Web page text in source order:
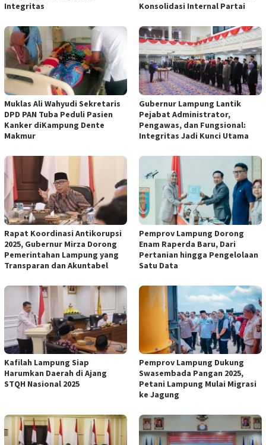
Integritas
Konsolidasi Internal Partai
Muklas Ali Wahyudi Sekretaris
DPD PAN Tuba Peduli Pasien
Kanker diKampung Dente
Makmur
Gubernur Lampung Lantik
Pejabat Administrator,
Pengawas, dan Fungsional:
Integritas Jadi Kunci Utama
Rapat Koordinasi Antikorupsi
2025, Gubernur Mirza Dorong
Pemerintahan Lampung yang
Transparan dan Akuntabel
Pemprov Lampung Dorong
Enam Raperda Baru, Dari
Pertanian hingga Pengelolaan
Satu Data
Kafilah Lampung Siap
Harumkan Daerah di Ajang
STQH Nasional 2025
Pemprov Lampung Dukung
Swasembada Pangan 2025,
Petani Lampung Mulai Migrasi
ke Jagung